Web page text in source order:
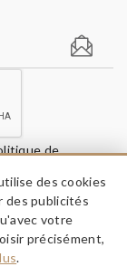
de
keyboard_arrow_down
des cookies
des publicités
votre
précisément,
.